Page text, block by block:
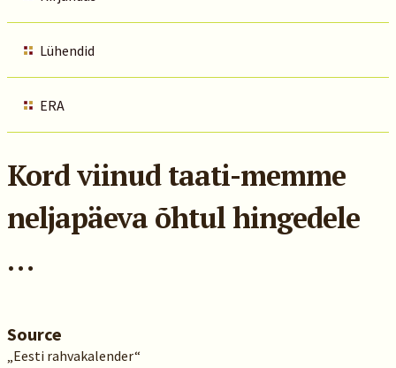
Lühendid
ERA
Kord viinud taati-memme
neljapäeva õhtul hingedele
…
Source
„Eesti rahvakalender“